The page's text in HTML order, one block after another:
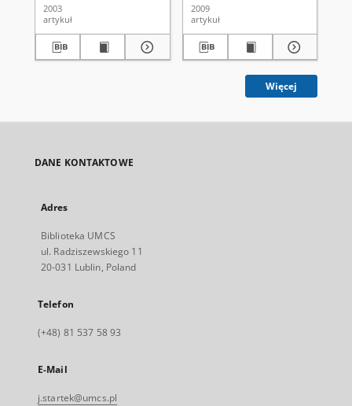
2003
artykuł
2009
artykuł
Więcej
DANE KONTAKTOWE
Adres
Biblioteka UMCS
ul. Radziszewskiego 11
20-031 Lublin, Poland
Telefon
(+48) 81 537 58 93
E-Mail
j.startek@umcs.pl